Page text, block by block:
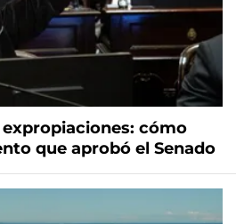
cómo
que aprobó el Senado